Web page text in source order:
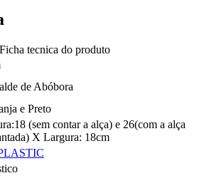
Ficha tecnica do produto
de Abóbora
e Preto
(sem contar a alça) e 26(com a alça
X Largura: 18cm